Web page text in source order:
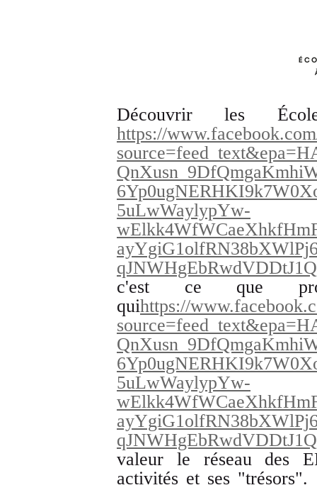
Découvrir les
https://
5uLwWaylypYw-
c'est ce que
quihttps://
5uLwWaylypYw-
valeur le réseau des
activités et ses "trésors".